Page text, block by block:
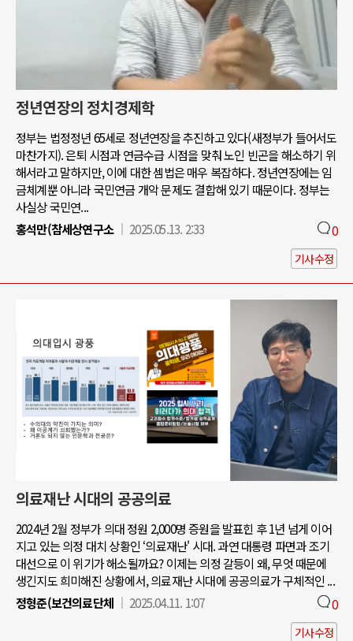
정년연장의 정치경제학
정부는 법정정년 65세로 정년연장을 추진하고 있다(새정부가 들어서도
마찬가지). 은퇴 시점과 연금수급 시점을 맞춰 노인 빈곤을 해소하기 위
해서라고 말하지만, 이에 대한 셈법은 매우 복잡하다. 정년연장에는 임
금체계뿐 아니라 국민연금 개악 문제도 결합해 있기 때문이다. 정부는
사실상 국민연...
홍석만(참세상연구소
2025.05.13. 2:33 0
기사수정
의료재난 시대의 공공의료
2024년 2월 정부가 의대 정원 2,000명 증원을 발표힌 후 1년 넘게 이어
지고 있는 의정 대치 상황인 ‘의료재난' 시대. 과연 대통령 파면과 조기
대선으로 이 위기가 해소될까요? 이제는 의정 갈등이 왜, 무엇 때문에
생긴지도 희미해진 상황에서, 의료재난 시대에 공공의료가 구체적인 ...
정형준(보건의료단체
2025.04.11. 1:07 0
기사수정